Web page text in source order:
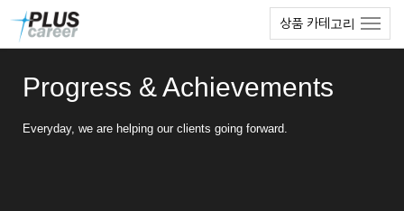
상품 카테고리
Progress & Achievements
Everyday, we are helping our clients going forward.